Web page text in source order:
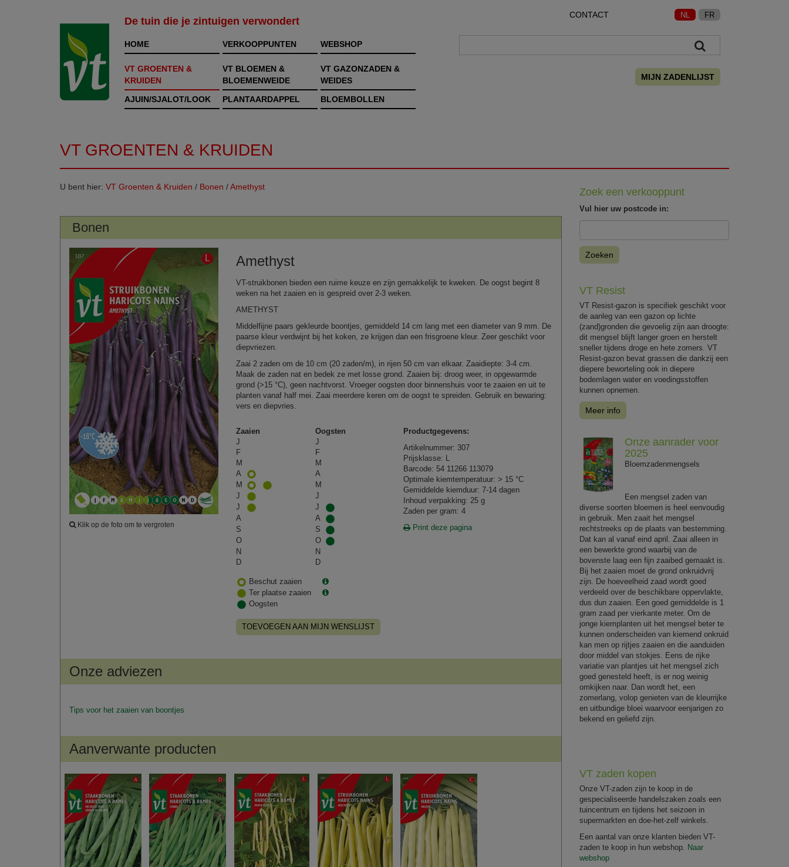
De tuin die je zintuigen verwondert
CONTACT NL FR
HOME VERKOOPPUNTEN WEBSHOP
VT GROENTEN &
KRUIDEN
VT BLOEMEN &
BLOEMENWEIDE
VT GAZONZADEN &
WEIDES
AJUIN/SJALOT/LOOK
PLANTAARDAPPEL BLOEMBOLLEN
MIJN ZADENLIJST
VT GROENTEN & KRUIDEN
U bent hier: VT Groenten & Kruiden / Bonen /Amethyst
Bonen
Klik op de foto om te vergroten
Amethyst
VT-struikbonen bieden een ruime keuze en zijn gemakkelijk te kweken. De oogst begint 8
weken na het zaaien en is gespreid over 2-3 weken.
AMETHYST
Middelfijne paars gekleurde boontjes, gemiddeld 14 cm lang met een diameter van 9 mm. De
paarse kleur verdwijnt bij het koken, ze krijgen dan een frisgroene kleur. Zeer geschikt voor
diepvriezen.
Zaai 2 zaden om de 10 cm (20 zaden/m), in rijen 50 cm van elkaar. Zaaidiepte: 3-4 cm.
Maak de zaden nat en bedek ze met losse grond. Zaaien bij: droog weer, in opgewarmde
grond (>15 °C), geen nachtvorst. Vroeger oogsten door binnenshuis voor te zaaien en uit te
planten vanaf half mei. Zaai meerdere keren om de oogst te spreiden. Gebruik en bewaring:
vers en diepvries.
Zaaien
Oogsten
J
J
F
F
M
M
A
A
M
M
J
J
J
J
A
A
S
S
O
O
N
N
D
D
Beschut zaaien
Ter plaatse zaaien
Oogsten
TOEVOEGEN AAN MIJN WENSLIJST
Productgegevens:
Artikelnummer: 307
Prijsklasse: L
Barcode: 54 11266 113079
Optimale kiemtemperatuur: > 15 °C
Gemiddelde kiemduur: 7-14 dagen
Inhoud verpakking: 25 g
Zaden per gram: 4
Print deze pagina
Onze adviezen
Tips voor het zaaien van boontjes
Aanverwante producten
Zoek een verkooppunt
Vul hier uw postcode in:
Zoeken
VT Resist
VT Resist-gazon is specifiek geschikt voor
de aanleg van een gazon op lichte
(zand)gronden die gevoelig zijn aan droogte:
dit mengsel blijft langer groen en herstelt
sneller tijdens droge en hete zomers. VT
Resist-gazon bevat grassen die dankzij een
diepere beworteling ook in diepere
bodemlagen water en voedingsstoffen
kunnen opnemen.
Meer info
Onze aanrader voor
2025
Bloemzadenmengsels
Een mengsel zaden van
diverse soorten bloemen is heel eenvoudig
in gebruik. Men zaait het mengsel
rechtstreeks op de plaats van bestemming.
Dat kan al vanaf eind april. Zaai alleen in
een bewerkte grond waarbij van de
bovenste laag een fijn zaaibed gemaakt is.
Bij het zaaien moet de grond onkruidvrij
zijn. De hoeveelheid zaad wordt goed
verdeeld over de beschikbare oppervlakte,
dus dun zaaien. Een goed gemiddelde is 1
gram zaad per vierkante meter. Om de
jonge kiemplanten uit het mengsel beter te
kunnen onderscheiden van kiemend onkruid
kan men op rijtjes zaaien en die aanduiden
door middel van stokjes. Eens de rijke
variatie van plantjes uit het mengsel zich
goed genesteld heeft, is er nog weinig
omkijken naar. Dan wordt het, een
zomerlang, volop genieten van de kleurrijke
en uitbundige bloei waarvoor eenjarigen zo
bekend en geliefd zijn.
VT zaden kopen
Onze VT-zaden zijn te koop in de
gespecialiseerde handelszaken zoals een
tuincentrum en tijdens het seizoen in
supermarkten en doe-het-zelf winkels.
Een aantal van onze klanten bieden VT-
zaden te koop in hun webshop. Naar
webshop